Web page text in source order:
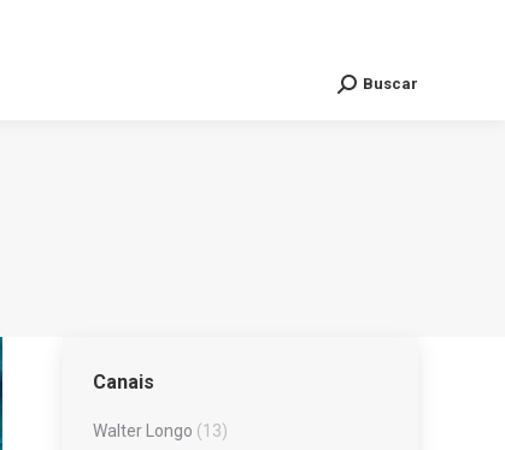
Search:
Buscar
Canais
Walter Longo (13)
Search:
Buscar